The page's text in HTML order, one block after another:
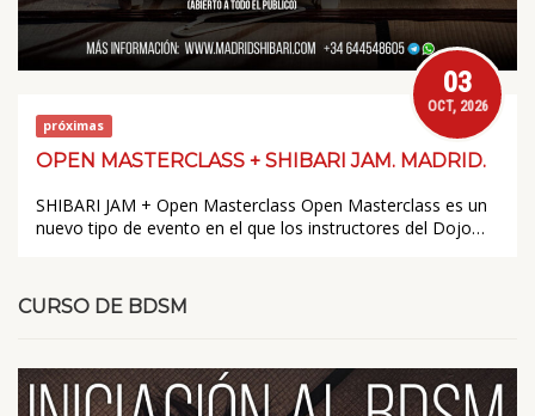
próximas
03
OCT, 2026
OPEN MASTERCLASS + SHIBARI JAM. MADRID.
SHIBARI JAM + Open Masterclass Open Masterclass es un
nuevo tipo de evento en el que los instructores del Dojo…
CURSO DE BDSM